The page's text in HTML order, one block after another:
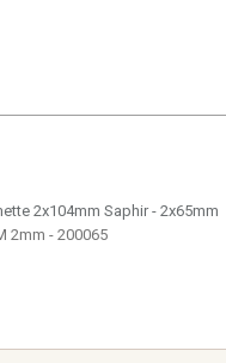
2x104mm Saphir - 2x65mm
2mm - 200065